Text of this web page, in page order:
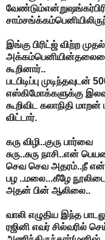
இங்கு பிரிட்ஜ் விற்ற
அக்கம்பெனியின்தலைமை
கூறினார்..
படபிடிப்பு
எஸ்கிமோக்களுக்கு
கூறிவிட கலாநிதி
விட்டார்.
கரு விழி..குரு பார்வை
சுரு..சுரு நாசி..என்
செவ செவ அதரம்..நீ என்
பழ ..மலை...கீழே நூலிடை
அதன் பின் ஆலிலை..
வாலி எழுதிய இந்த
ரஜினி எவர் சில்வரில்